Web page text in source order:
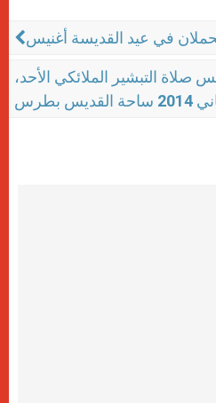
في عيد القديسة أغنيس
صلاة التبشير الملائكي الأحد،